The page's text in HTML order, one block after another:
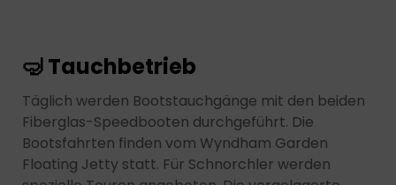
🤿 Tauchbetrieb
Täglich werden Bootstauchgänge mit den beiden
Fiberglas-Speedbooten durchgeführt. Die
Bootsfahrten finden vom Wyndham Garden
Floating Jetty statt. Für Schnorchler werden